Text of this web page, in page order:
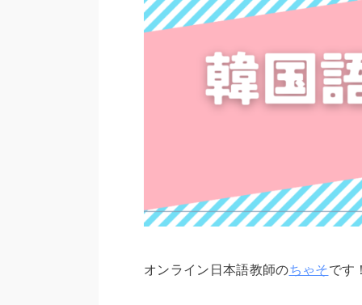
オンライン日本語教師のちゃそです